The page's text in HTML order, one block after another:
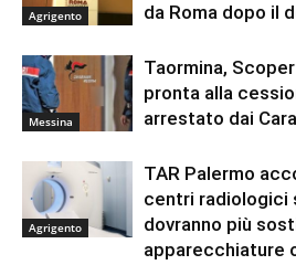
Agrigento
da Roma dopo il
Messina
Taormina,
pronta alla
arrestato dai
Agrigento
TAR Palermo
centri radiologici
dovranno più
apparecchiature